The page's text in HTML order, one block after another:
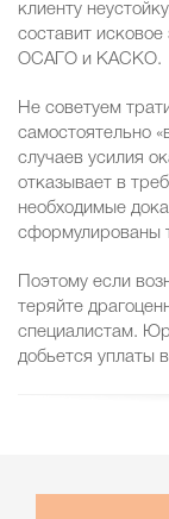
клиенту
составит
ОСАГО и КАСКО.
Не советуем
самостоятельно
случаев усилия
отказывает в
необходимые
сформулированы
Поэтому если
теряйте
специалистам.
добьется уплаты